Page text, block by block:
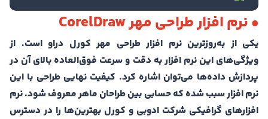
• نرم افزار طراحی مهر CorelDraw
یکی از به‌روز‌ترین نرم افزار طراحی مهر کورل دراو است. از
ویژگی‌های این نرم افزار به دقت و سرعت فوق‌العاده بالای آن در
پردازش داده‌ها می‌توان اشاره کرد. کیفیت نهایی طراحی با این
نرم افزار سبب شده که حسابی بین طراحان ماهر معروف شود. نرم
افزارهای گرافیکی شرکت ادوبی و کورل بهترین‌ها را در دسترس